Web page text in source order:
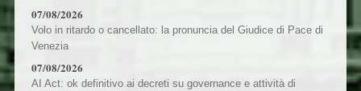
07/08/2026
Volo in ritardo o cancellato: la pronuncia del Giudice di Pace di
Venezia
07/08/2026
AI Act: ok definitivo ai decreti su governance e attività di